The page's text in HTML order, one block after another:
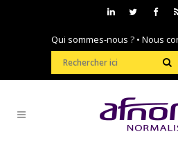
Qui sommes-nous ? • Nous